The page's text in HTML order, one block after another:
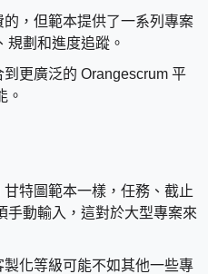
，但範本提供了一系列專案
規劃和進度追蹤。
更廣泛的 Orangescrum 平
。
特圖範本一樣，任務、截止
手動輸入，這對於大型專案來
化等級可能不如其他一些專